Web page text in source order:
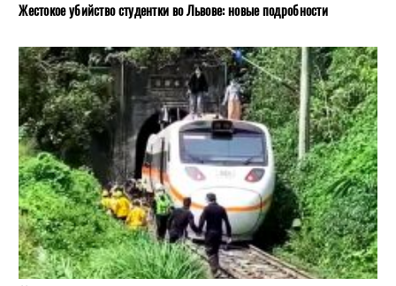
Жестокое убийство студентки во Львове: новые подробности